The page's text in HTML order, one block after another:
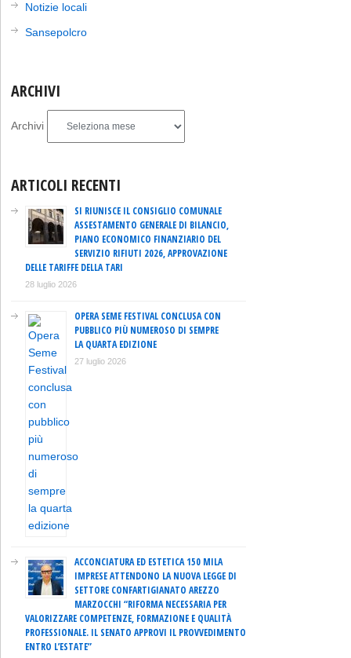
Notizie locali
Sansepolcro
ARCHIVI
Archivi
ARTICOLI RECENTI
SI RIUNISCE IL CONSIGLIO COMUNALE
ASSESTAMENTO GENERALE DI BILANCIO,
PIANO ECONOMICO FINANZIARIO DEL
SERVIZIO RIFIUTI 2026, APPROVAZIONE
DELLE TARIFFE DELLA TARI
28 luglio 2026
OPERA SEME FESTIVAL CONCLUSA CON
PUBBLICO PIÙ NUMEROSO DI SEMPRE
LA QUARTA EDIZIONE
27 luglio 2026
ACCONCIATURA ED ESTETICA 150 MILA
IMPRESE ATTENDONO LA NUOVA LEGGE DI
SETTORE CONFARTIGIANATO AREZZO
MARZOCCHI “RIFORMA NECESSARIA PER
VALORIZZARE COMPETENZE, FORMAZIONE E QUALITÀ
PROFESSIONALE. IL SENATO APPROVI IL PROVVEDIMENTO
ENTRO L’ESTATE”